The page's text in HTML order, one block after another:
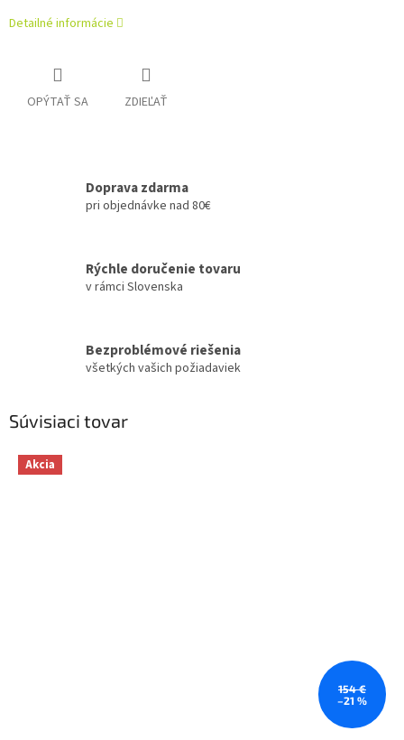
Detailné informácie
OPÝTAŤ SA ZDIEĽAŤ
Doprava zdarma
pri objednávke nad 80€
Rýchle doručenie tovaru
v rámci Slovenska
Bezproblémové riešenia
všetkých vašich požiadaviek
Súvisiaci tovar
Akcia
154 €
–21 %